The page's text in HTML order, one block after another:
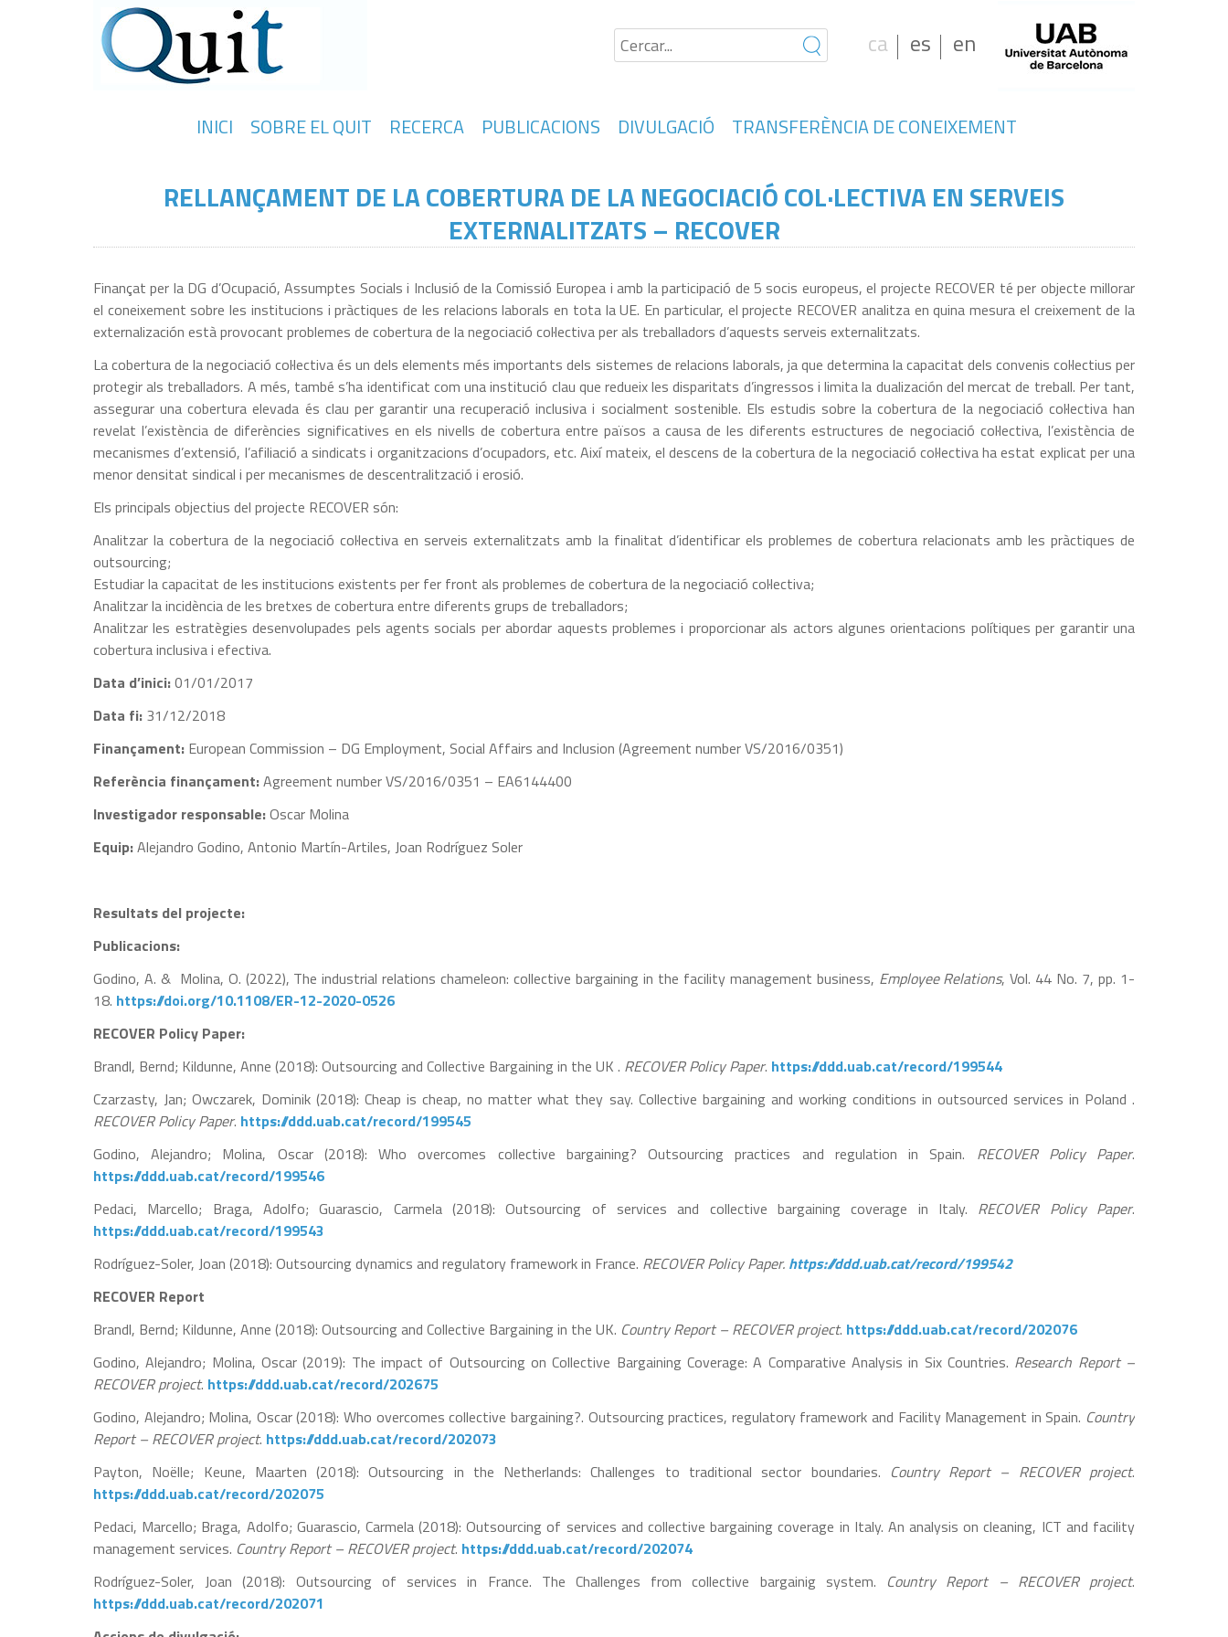
INICI SOBRE EL QUIT RECERCA PUBLICACIONS DIVULGACIÓ TRANSFERÈNCIA DE CONEIXEMENT
ca es en
RELLANÇAMENT DE LA COBERTURA DE LA NEGOCIACIÓ COL·LECTIVA EN SERVEIS
EXTERNALITZATS – RECOVER
Finançat per la DG d’Ocupació, Assumptes Socials i Inclusió de la Comissió Europea i amb la participació de 5 socis europeus, el projecte RECOVER té per objecte millorar
el coneixement sobre les institucions i pràctiques de les relacions laborals en tota la UE. En particular, el projecte RECOVER analitza en quina mesura el creixement de la
externalización està provocant problemes de cobertura de la negociació col·lectiva per als treballadors d’aquests serveis externalitzats.
La cobertura de la negociació col·lectiva és un dels elements més importants dels sistemes de relacions laborals, ja que determina la capacitat dels convenis col·lectius per
protegir als treballadors. A més, també s’ha identificat com una institució clau que redueix les disparitats d’ingressos i limita la dualización del mercat de treball. Per tant,
assegurar una cobertura elevada és clau per garantir una recuperació inclusiva i socialment sostenible. Els estudis sobre la cobertura de la negociació col·lectiva han
revelat l’existència de diferències significatives en els nivells de cobertura entre països a causa de les diferents estructures de negociació col·lectiva, l’existència de
mecanismes d’extensió, l’afiliació a sindicats i organitzacions d’ocupadors, etc. Així mateix, el descens de la cobertura de la negociació col·lectiva ha estat explicat per una
menor densitat sindical i per mecanismes de descentralització i erosió.
Els principals objectius del projecte RECOVER són:
Analitzar la cobertura de la negociació col·lectiva en serveis externalitzats amb la finalitat d’identificar els problemes de cobertura relacionats amb les pràctiques de
outsourcing;
Estudiar la capacitat de les institucions existents per fer front als problemes de cobertura de la negociació col·lectiva;
Analitzar la incidència de les bretxes de cobertura entre diferents grups de treballadors;
Analitzar les estratègies desenvolupades pels agents socials per abordar aquests problemes i proporcionar als actors algunes orientacions polítiques per garantir una
cobertura inclusiva i efectiva.
Data d’inici:01/01/2017
Data fi: 31/12/2018
Finançament: European Commission – DG Employment, Social Affairs and Inclusion (Agreement number VS/2016/0351)
Referència finançament:Agreement number VS/2016/0351 – EA6144400
Investigador responsable:Oscar Molina
Equip:Alejandro Godino, Antonio Martín-Artiles, Joan Rodríguez Soler
Resultats del projecte:
Publicacions:
Godino, A. & Molina, O. (2022), The industrial relations chameleon: collective bargaining in the facility management business, Employee Relations, Vol. 44 No. 7, pp. 1-
18. https://doi.org/10.1108/ER-12-2020-0526
RECOVER Policy Paper:
Brandl, Bernd; Kildunne, Anne (2018): Outsourcing and Collective Bargaining in the UK . RECOVER Policy Paper. https://ddd.uab.cat/record/199544
Czarzasty, Jan; Owczarek, Dominik (2018): Cheap is cheap, no matter what they say. Collective bargaining and working conditions in outsourced services in Poland .
RECOVER Policy Paper. https://ddd.uab.cat/record/199545
Godino, Alejandro; Molina, Oscar (2018): Who overcomes collective bargaining? Outsourcing practices and regulation in Spain. RECOVER Policy Paper.
https://ddd.uab.cat/record/199546
Pedaci, Marcello; Braga, Adolfo; Guarascio, Carmela (2018): Outsourcing of services and collective bargaining coverage in Italy. RECOVER Policy Paper.
https://ddd.uab.cat/record/199543
Rodríguez-Soler, Joan (2018): Outsourcing dynamics and regulatory framework in France. RECOVER Policy Paper. https://ddd.uab.cat/record/199542
RECOVER Report
Brandl, Bernd; Kildunne, Anne (2018): Outsourcing and Collective Bargaining in the UK. Country Report – RECOVER project. https://ddd.uab.cat/record/202076
Godino, Alejandro; Molina, Oscar (2019): The impact of Outsourcing on Collective Bargaining Coverage: A Comparative Analysis in Six Countries. Research Report –
RECOVER project. https://ddd.uab.cat/record/202675
Godino, Alejandro; Molina, Oscar (2018): Who overcomes collective bargaining?. Outsourcing practices, regulatory framework and Facility Management in Spain. Country
Report – RECOVER project. https://ddd.uab.cat/record/202073
Payton, Noëlle; Keune, Maarten (2018): Outsourcing in the Netherlands: Challenges to traditional sector boundaries. Country Report – RECOVER project.
https://ddd.uab.cat/record/202075
Pedaci, Marcello; Braga, Adolfo; Guarascio, Carmela (2018): Outsourcing of services and collective bargaining coverage in Italy. An analysis on cleaning, ICT and facility
management services. Country Report – RECOVER project. https://ddd.uab.cat/record/202074
Rodríguez-Soler, Joan (2018): Outsourcing of services in France. The Challenges from collective bargainig system. Country Report – RECOVER project.
https://ddd.uab.cat/record/202071